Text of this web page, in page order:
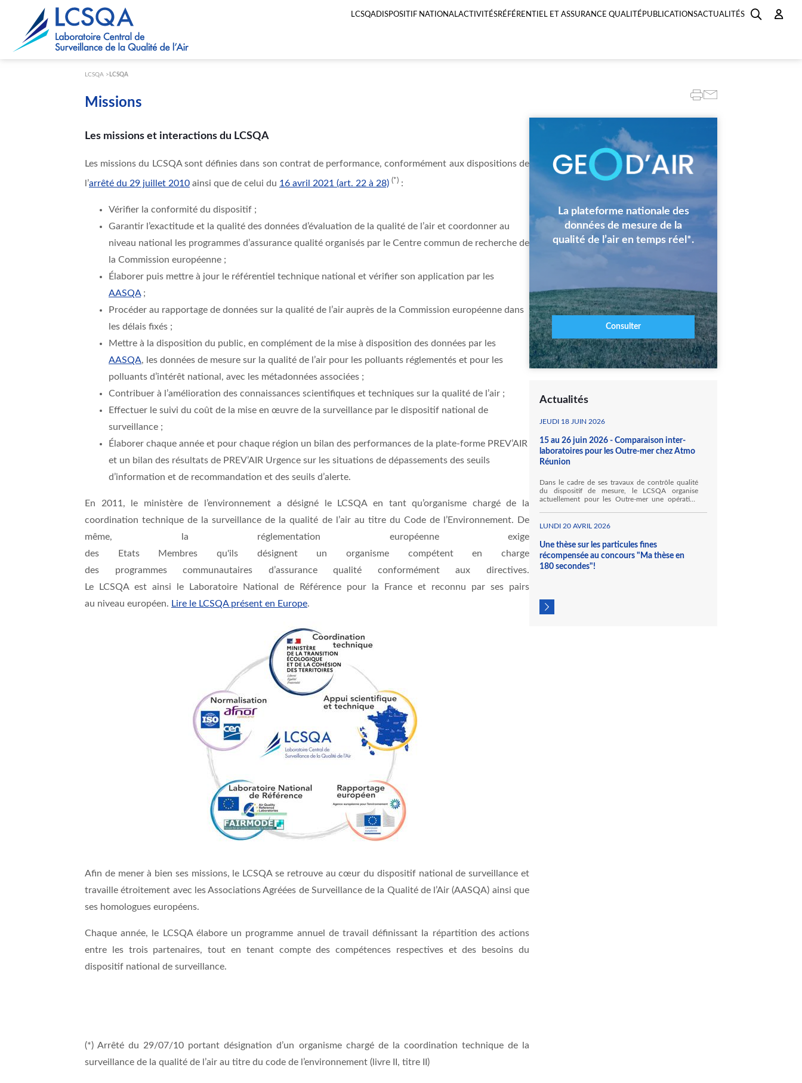
LCSQADISPOSITIF NATIONALACTIVITÉSRÉFÉRENTIEL ET ASSURANCE QUALITÉ PUBLICATIONSACTUALITÉS
LCSQA LCSQA
Missions
Les missions et interactions du LCSQA
Les missions du LCSQA sont définies dans son contrat de performance, conformément aux dispositions de
l’arrêté du 29 juillet 2010 ainsi que de celui du 16 avril 2021 (art. 22 à 28) (*) :
Vérifier la conformité du dispositif ;
Garantir l’exactitude et la qualité des données d’évaluation de la qualité de l’air et coordonner au
niveau national les programmes d’assurance qualité organisés par le Centre commun de recherche de
la Commission européenne ;
Élaborer puis mettre à jour le référentiel technique national et vérifier son application par les
AASQA;
Procéder au rapportage de données sur la qualité de l’air auprès de la Commission européenne dans
les délais fixés ;
Mettre à la disposition du public, en complément de la mise à disposition des données par les
AASQA, les données de mesure sur la qualité de l’air pour les polluants réglementés et pour les
polluants d’intérêt national, avec les métadonnées associées ;
Contribuer à l’amélioration des connaissances scientifiques et techniques sur la qualité de l’air ;
Effectuer le suivi du coût de la mise en œuvre de la surveillance par le dispositif national de
surveillance ;
Élaborer chaque année et pour chaque région un bilan des performances de la plate-forme PREV’AIR
et un bilan des résultats de PREV’AIR Urgence sur les situations de dépassements des seuils
d’information et de recommandation et des seuils d’alerte.
En 2011, le ministère de l’environnement a désigné le LCSQA en tant qu’organisme chargé de la
coordination technique de la surveillance de la qualité de l’air au titre du Code de l’Environnement. De
même, la réglementation européenne exige
des
Etats Membres qu'ils désignentunorganisme compétenten charge
des programmes communautaires d’assurance qualité conformément aux directives.
Le
LCSQA est ainsi le Laboratoire National de Référence pour la France et reconnu par ses pairs
au niveau européen. Lire le LCSQA présent en Europe.
Afin de mener à bien ses missions, le LCSQA se retrouve au cœur du dispositif national de surveillance et
travaille étroitement avec les Associations Agréées de Surveillance de la Qualité de l’Air (AASQA) ainsi que
ses homologues européens.
Chaque année, le LCSQA élabore un programme annuel de travail définissant la répartition des actions
entre les trois partenaires, tout en tenant compte des compétences respectives et des besoins du
dispositif national de surveillance.
(*) Arrêté du 29/07/10 portant désignation d’un organisme chargé de la coordination technique de la
surveillance de la qualité de l’air au titre du code de l’environnement (livre II, titre II)
Image
La plateforme nationale des
données de mesure de la
qualité de l’air en temps réel*.
Consulter
Actualités
JEUDI 18 JUIN 2026
15 au 26 juin 2026 - Comparaison inter-
laboratoires pour les Outre-mer chez Atmo
Réunion
Dans le cadre de ses travaux de contrôle qualité
du dispositif de mesure, le LCSQA organise
actuellement pour les Outre-mer une opération
inorganiques. Ainsi, Atmo Réunion accueille, au
et l'Ineris au titre de ses travaux pour le LCSQA.
LUNDI 20 AVRIL 2026
Une thèse sur les particules fines
récompensée au concours "Ma thèse en
180 secondes"!
Paramétrer les cookies